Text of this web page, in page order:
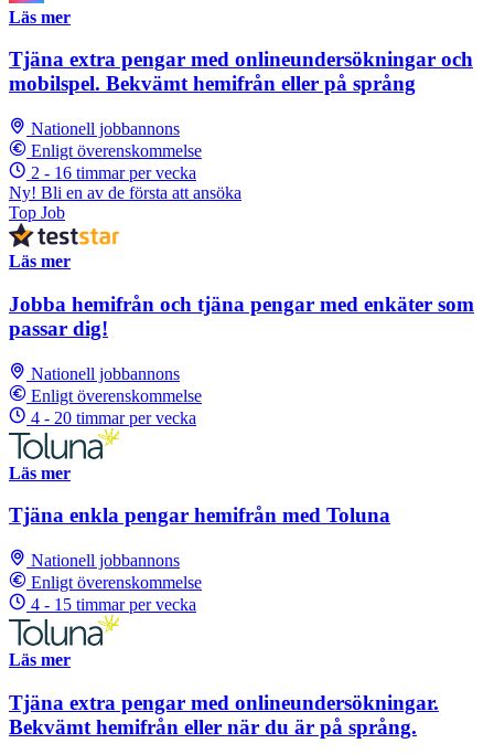
Läs mer
Tjäna extra pengar med onlineundersökningar och
mobilspel. Bekvämt hemifrån eller på språng
Nationell jobbannons
Enligt överenskommelse
2 - 16 timmar per vecka
Ny! Bli en av de första att ansöka
Top Job
Läs mer
Jobba hemifrån och tjäna pengar med enkäter som
passar dig!
Nationell jobbannons
Enligt överenskommelse
4 - 20 timmar per vecka
Läs mer
Tjäna enkla pengar hemifrån med Toluna
Nationell jobbannons
Enligt överenskommelse
4 - 15 timmar per vecka
Läs mer
Tjäna extra pengar med onlineundersökningar.
Bekvämt hemifrån eller när du är på språng.